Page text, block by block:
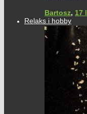
Bartosz, 17
Relaks i hobby